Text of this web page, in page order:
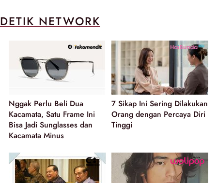
DETIK NETWORK
Nggak Perlu Beli Dua
Kacamata, Satu Frame Ini
Bisa Jadi Sunglasses dan
Kacamata Minus
7 Sikap Ini Sering Dilakukan
Orang dengan Percaya Diri
Tinggi